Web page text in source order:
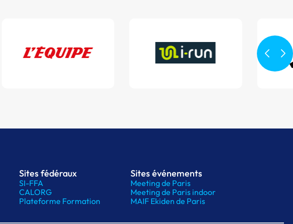
Sites fédéraux
SI-FFA
CALORG
Plateforme Formation
Sites événements
Meeting de Paris
Meeting de Paris indoor
MAIF Ekiden de Paris